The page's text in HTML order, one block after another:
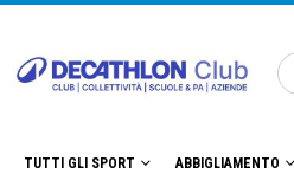
TUTTI GLI SPORT ABBIGLIAMENTO